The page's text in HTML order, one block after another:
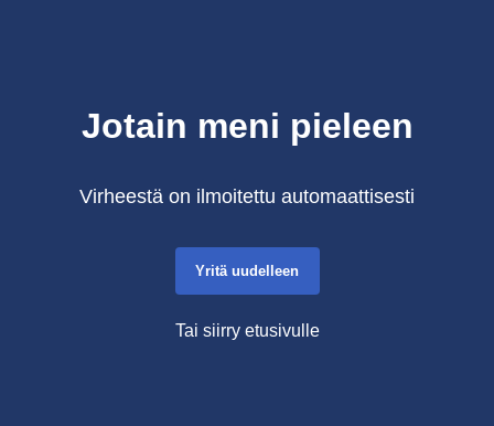
Jotain meni pieleen
Virheestä on ilmoitettu automaattisesti
Yritä uudelleen
Tai siirry etusivulle